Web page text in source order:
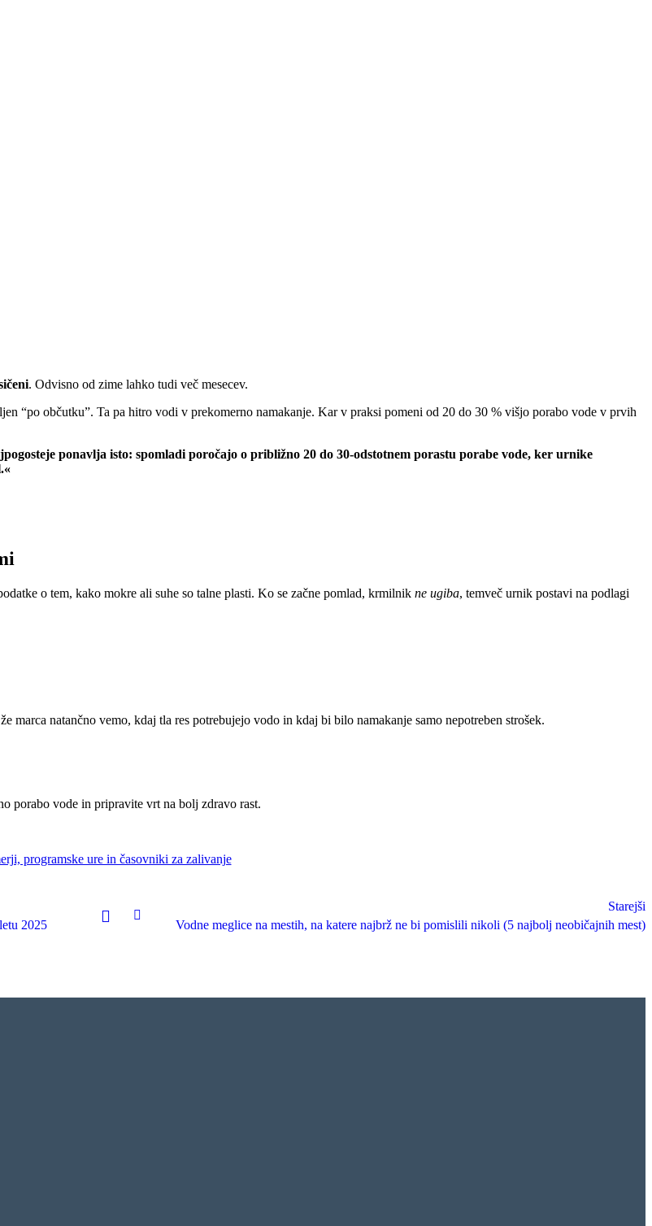
. Odvisno od zime lahko tudi več mesecev.
“po občutku”. Ta pa hitro vodi v prekomerno namakanje. Kar v praksi pomeni od 20 do 30 % višjo porabo vode v prvih
ponavlja isto: spomladi poročajo o približno 20 do 30-odstotnem porastu porabe vode, ker urnike
o tem, kako mokre ali suhe so talne plasti. Ko se začne pomlad, krmilnik ne ugiba, temveč urnik postavi na podlagi
marca natančno vemo, kdaj tla res potrebujejo vodo in kdaj bi bilo namakanje samo nepotreben strošek.
porabo vode in pripravite vrt na bolj zdravo rast.
programske ure in časovniki za zalivanje
2025
Starejši
Vodne meglice na mestih, na katere najbrž ne bi pomislili nikoli (5 najbolj neobičajnih mest)